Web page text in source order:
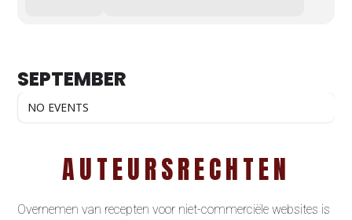
SEPTEMBER
NO EVENTS
AUTEURSRECHTEN
Overnemen van recepten voor niet-commerciële websites is